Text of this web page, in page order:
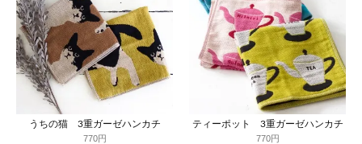
うちの猫 3重ガーゼハンカチ
770円
ティーポット 3重ガーゼハンカチ
770円